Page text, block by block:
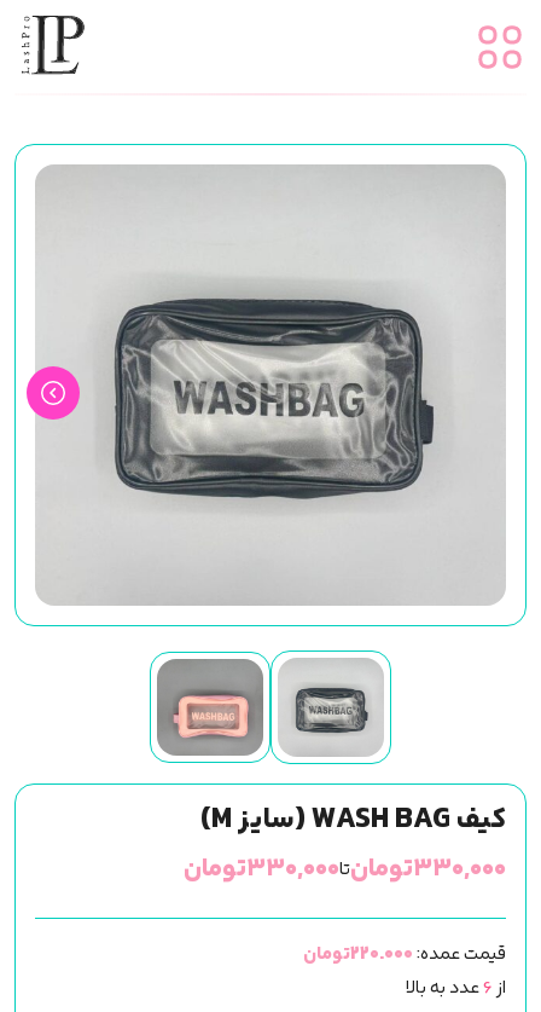
کیف WASH BAG (سایز M)
۳۳۰,۰۰۰تومانتا۳۳۰,۰۰۰تومان
قیمت عمده:220.000تومان
از6عدد به بالا